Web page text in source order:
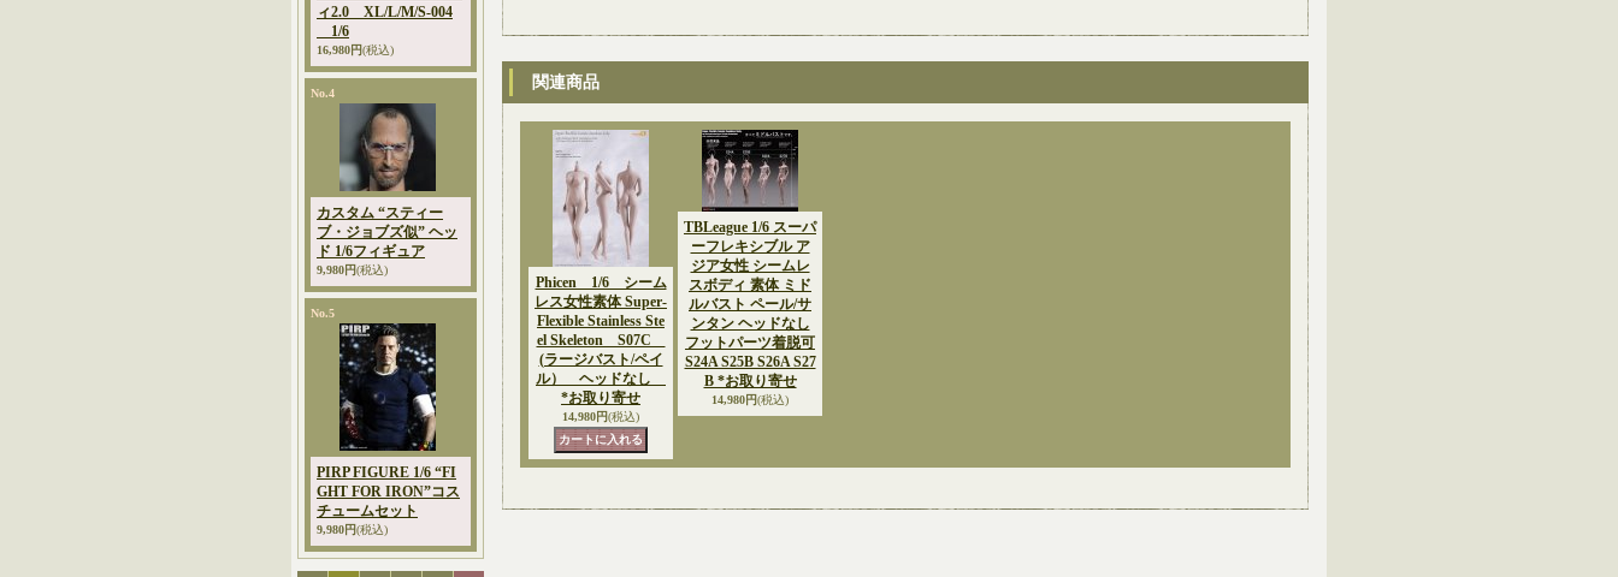
ィ2.0 XL/L/M/S-004
1/6
16,980円(税込)
No.4
カスタム “スティー
ブ・ジョブズ似” ヘッ
ド 1/6フィギュア
9,980円(税込)
No.5
PIRP FIGURE 1/6 “FI
GHT FOR IRON”コス
チュームセット
9,980円(税込)
関連商品
Phicen 1/6 シーム
レス女性素体 Super-
Flexible Stainless Ste
el Skeleton S07C
(ラージバスト/ペイ
ル） ヘッドなし
*お取り寄せ
14,980円(税込)
TBLeague 1/6 スーパ
ーフレキシブル ア
ジア女性 シームレ
スボディ 素体 ミド
ルバスト ペール/サ
ンタン ヘッドなし
フットパーツ着脱可
S24A S25B S26A S27
B *お取り寄せ
14,980円(税込)